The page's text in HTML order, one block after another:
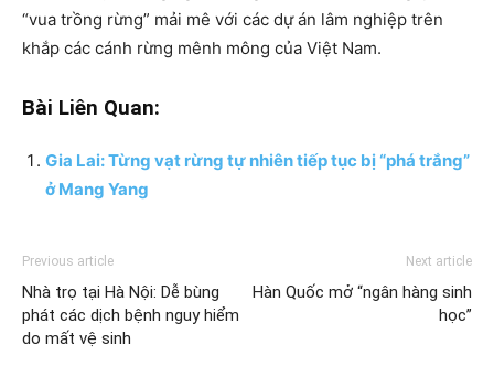
“vua trồng rừng” mải mê với các dự án lâm nghiệp trên
khắp các cánh rừng mênh mông của Việt Nam.
Bài Liên Quan:
Gia Lai: Từng vạt rừng tự nhiên tiếp tục bị “phá trắng”
ở Mang Yang
Previous article
Nhà trọ tại Hà Nội: Dễ bùng
phát các dịch bệnh nguy hiểm
do mất vệ sinh
Next article
Hàn Quốc mở “ngân hàng sinh
học”